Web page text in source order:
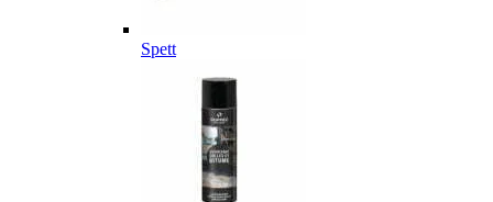
Spett